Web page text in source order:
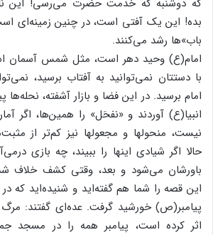
بده‌! این‌ یک‌ آفتی‌ است‌، در چنین‌ زمینه‌ای‌
باب‌»ها رشد می‌کنند.
امام‌(ع‌) وحید دهر است‌، مثل‌ شمس‌ آسمان‌
با دستتان‌ نمی‌توانید به‌ آفتاب‌ برسید،
امام‌ برسید. در این‌ فضا و بازار آشفته‌،
انبیا(ع‌) آوردند و «نفحَل‌» را همین‌ها، اگر آمار
نیست‌، منحولها و مجعولها نیز کم‌تر از
حالا اگر شیادی‌ اینها را ببیند، چه‌ بازی‌
باورشان‌ می‌شود و بعد، وقتی‌ کشف‌ خلاف‌
این‌ قصه‌ را شما هم‌ گفته‌اید و شنیده‌اید که‌ در
پیامبر(ص‌) خورشید گرفت‌. عده‌ای‌ گفتند: مرگ‌
اثر کرده‌ است‌، پیامبر همه‌ را در مسجد